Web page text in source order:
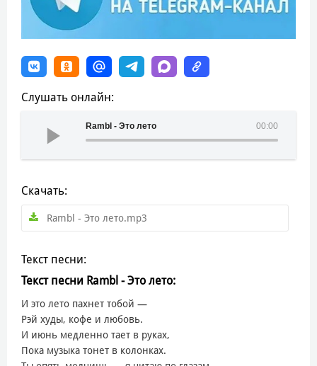
Слушать онлайн:
00:00
Rambl - Это лето
Скачать:
Rambl - Это лето.mp3
Текст песни:
Текст песни Rambl - Это лето:
И это лето пахнет тобой —
Рэй худы, кофе и любовь.
И июнь медленно тает в руках,
Пока музыка тонет в колонках.